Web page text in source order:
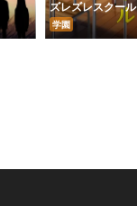
ズレズレスクー
学園